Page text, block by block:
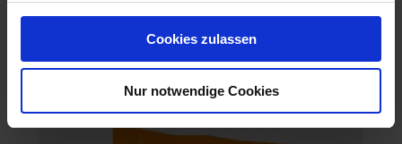
Cookies zulassen
Nur notwendige Cookies
Artikel-Nr.: 53318-03-cfg